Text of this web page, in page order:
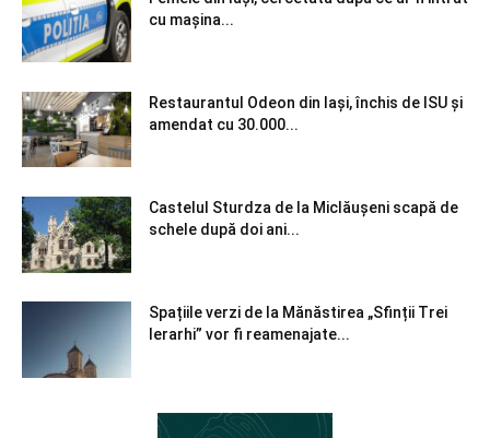
cu mașina...
Restaurantul Odeon din Iași, închis de ISU și
amendat cu 30.000...
Castelul Sturdza de la Miclăușeni scapă de
schele după doi ani...
Spațiile verzi de la Mănăstirea „Sfinții Trei
Ierarhi” vor fi reamenajate...